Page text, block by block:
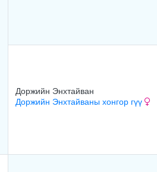
Доржийн Энхтайван
Доржийн Энхтайваны хонгор гүү